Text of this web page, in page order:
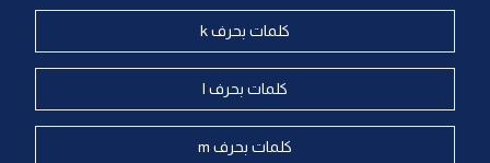
كلمات بحرف k
كلمات بحرف l
كلمات بحرف m